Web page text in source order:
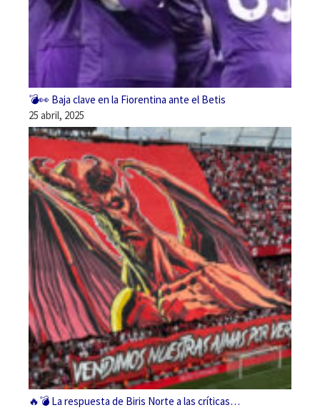
💣👀 Baja clave en la Fiorentina ante el Betis
25 abril, 2025
🔥💣 La respuesta de Biris Norte a las críticas…